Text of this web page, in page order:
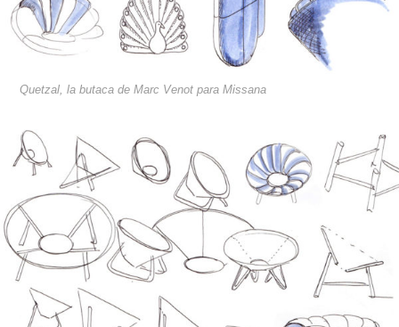
Quetzal, la butaca de Marc Venot para Missana